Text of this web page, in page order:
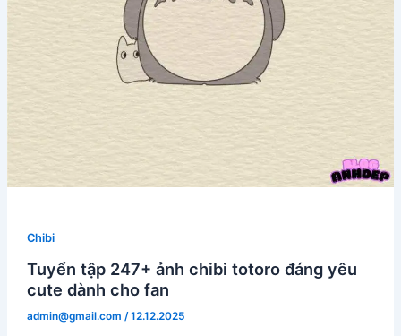
Chibi
Tuyển tập 247+ ảnh chibi totoro đáng yêu
cute dành cho fan
admin@gmail.com /12.12.2025